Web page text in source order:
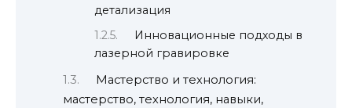
детализация
Инновационные подходы в
лазерной гравировке
Мастерство и технология:
мастерство, технология, навыки,